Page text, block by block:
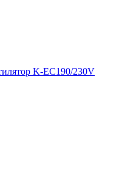
K-EC190/230V